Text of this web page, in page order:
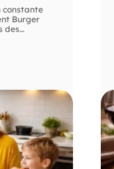
constante
Burger
des…